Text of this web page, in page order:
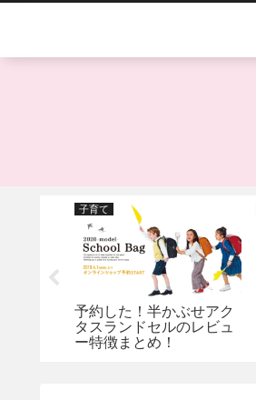
子育て
予約した！半かぶせアク
タスランドセルのレビュ
ー特徴まとめ！